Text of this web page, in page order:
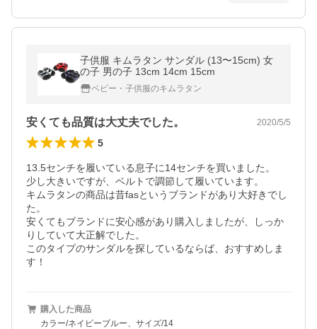
子供服 キムラタン サンダル (13〜15cm) 女
の子 男の子 13cm 14cm 15cm
ベビー・子供服のキムラタン
安くても品質は大丈夫でした。 2020/5/5
5
13.5センチを履いている息子に14センチを買いました。
少し大きいですが、ベルトで調節して履いています。
キムラタンの商品は昔fasというブランドがあり大好きでし
た。
安くてもブランドに安心感があり購入しましたが、しっか
りしていて大正解でした。
このタイプのサンダルを探しているならば、おすすめしま
す！
購入した商品
カラー/ネイビーブルー、サイズ/14